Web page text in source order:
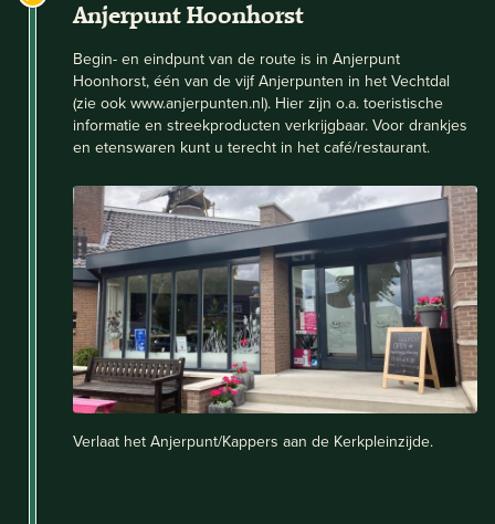
Anjerpunt Hoonhorst
Begin- en eindpunt van de route is in Anjerpunt
Hoonhorst, één van de vijf Anjerpunten in het Vechtdal
(zie ook www.anjerpunten.nl). Hier zijn o.a. toeristische
informatie en streekproducten verkrijgbaar. Voor drankjes
en etenswaren kunt u terecht in het café/restaurant.
Verlaat het Anjerpunt/Kappers aan de Kerkpleinzijde.